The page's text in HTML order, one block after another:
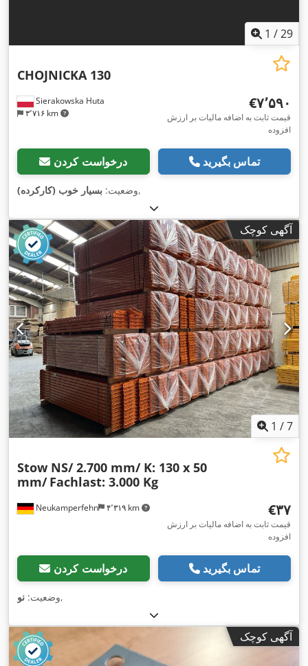
1 /29
Sierakowska Huta
۳٬۷۱۶ km
CHOJNICKA 130
‎€۷٬۵۹۰
قیمت ثابت به اضافه مالیات بر ارزش
افزوده
درخواست کردن تماس بگیرید
وضعیت: بسیار خوب (کارکرده) ,
آگهی کوچک
1 /7
Neukamperfehn ۴٬۳۱۹ km
Stow NS/ 2.700 mm/ K: 130 x 50
mm/ Fachlast: 3.000 Kg
‎€۳۷
قیمت ثابت به اضافه مالیات بر ارزش
افزوده
درخواست کردن تماس بگیرید
وضعیت: نو ,
آگهی کوچک